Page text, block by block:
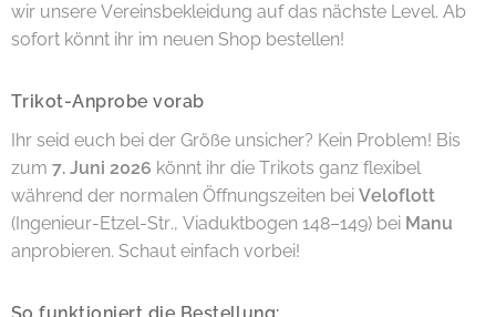
wir unsere Vereinsbekleidung auf das nächste Level. Ab
sofort könnt ihr im neuen Shop bestellen!
Trikot-Anprobe vorab
Ihr seid euch bei der Größe unsicher? Kein Problem! Bis
zum 7. Juni 2026 könnt ihr die Trikots ganz flexibel
während der normalen Öffnungszeiten bei Veloflott
(Ingenieur-Etzel-Str., Viaduktbogen 148–149) bei Manu
anprobieren. Schaut einfach vorbei!